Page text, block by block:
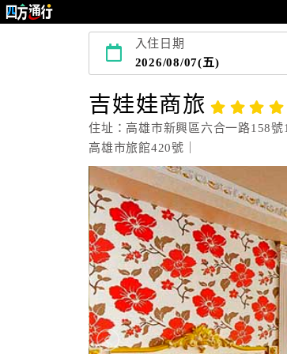
入住日期
2026/08/07(五)
吉娃娃商旅
住址：高雄市新興區六合一路158號
高雄市旅館420號｜